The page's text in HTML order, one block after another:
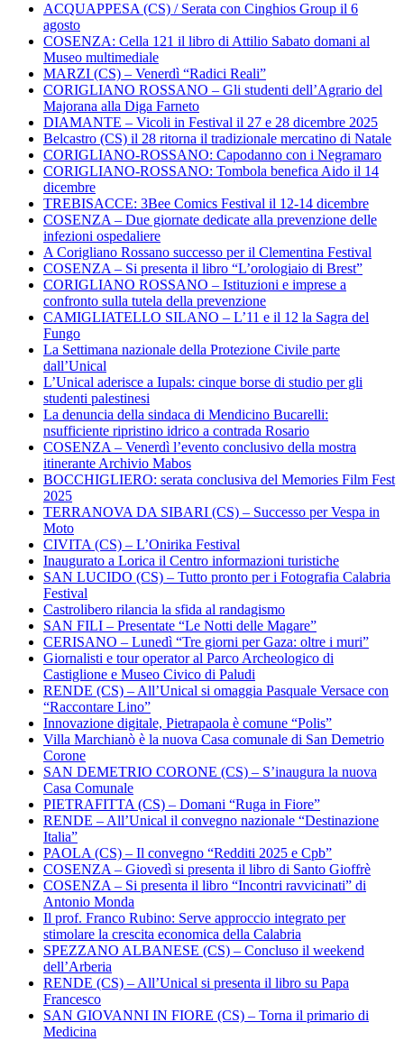
ACQUAPPESA (CS) / Serata con Cinghios Group il 6
agosto
COSENZA: Cella 121 il libro di Attilio Sabato domani al
Museo multimediale
MARZI (CS) – Venerdì “Radici Reali”
CORIGLIANO ROSSANO – Gli studenti dell’Agrario del
Majorana alla Diga Farneto
DIAMANTE – Vicoli in Festival il 27 e 28 dicembre 2025
Belcastro (CS) il 28 ritorna il tradizionale mercatino di Natale
CORIGLIANO-ROSSANO: Capodanno con i Negramaro
CORIGLIANO-ROSSANO: Tombola benefica Aido il 14
dicembre
TREBISACCE: 3Bee Comics Festival il 12-14 dicembre
COSENZA – Due giornate dedicate alla prevenzione delle
infezioni ospedaliere
A Corigliano Rossano successo per il Clementina Festival
COSENZA – Si presenta il libro “L’orologiaio di Brest”
CORIGLIANO ROSSANO – Istituzioni e imprese a
confronto sulla tutela della prevenzione
CAMIGLIATELLO SILANO – L’11 e il 12 la Sagra del
Fungo
La Settimana nazionale della Protezione Civile parte
dall’Unical
L’Unical aderisce a Iupals: cinque borse di studio per gli
studenti palestinesi
La denuncia della sindaca di Mendicino Bucarelli:
nsufficiente ripristino idrico a contrada Rosario
COSENZA – Venerdì l’evento conclusivo della mostra
itinerante Archivio Mabos
BOCCHIGLIERO: serata conclusiva del Memories Film Fest
2025
TERRANOVA DA SIBARI (CS) – Successo per Vespa in
Moto
CIVITA (CS) – L’Onirika Festival
Inaugurato a Lorica il Centro informazioni turistiche
SAN LUCIDO (CS) – Tutto pronto per i Fotografia Calabria
Festival
Castrolibero rilancia la sfida al randagismo
SAN FILI – Presentate “Le Notti delle Magare”
CERISANO – Lunedì “Tre giorni per Gaza: oltre i muri”
Giornalisti e tour operator al Parco Archeologico di
Castiglione e Museo Civico di Paludi
RENDE (CS) – All’Unical si omaggia Pasquale Versace con
“Raccontare Lino”
Innovazione digitale, Pietrapaola è comune “Polis”
Villa Marchianò è la nuova Casa comunale di San Demetrio
Corone
SAN DEMETRIO CORONE (CS) – S’inaugura la nuova
Casa Comunale
PIETRAFITTA (CS) – Domani “Ruga in Fiore”
RENDE – All’Unical il convegno nazionale “Destinazione
Italia”
PAOLA (CS) – Il convegno “Redditi 2025 e Cpb”
COSENZA – Giovedì si presenta il libro di Santo Gioffrè
COSENZA – Si presenta il libro “Incontri ravvicinati” di
Antonio Monda
Il prof. Franco Rubino: Serve approccio integrato per
stimolare la crescita economica della Calabria
SPEZZANO ALBANESE (CS) – Concluso il weekend
dell’Arberia
RENDE (CS) – All’Unical si presenta il libro su Papa
Francesco
SAN GIOVANNI IN FIORE (CS) – Torna il primario di
Medicina